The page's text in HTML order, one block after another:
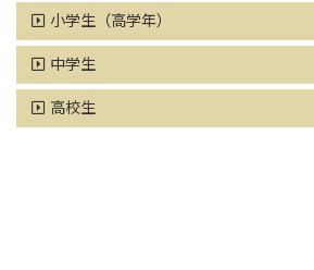
小学生（高学年）
中学生
高校生